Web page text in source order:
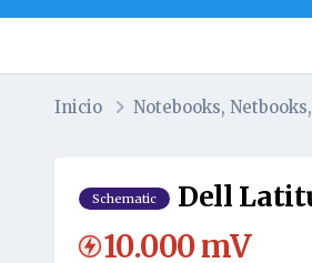
Inicio Notebooks,
Schematic Dell
10.000mV